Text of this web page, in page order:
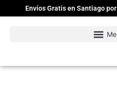
Envíos Gratis en Santiago